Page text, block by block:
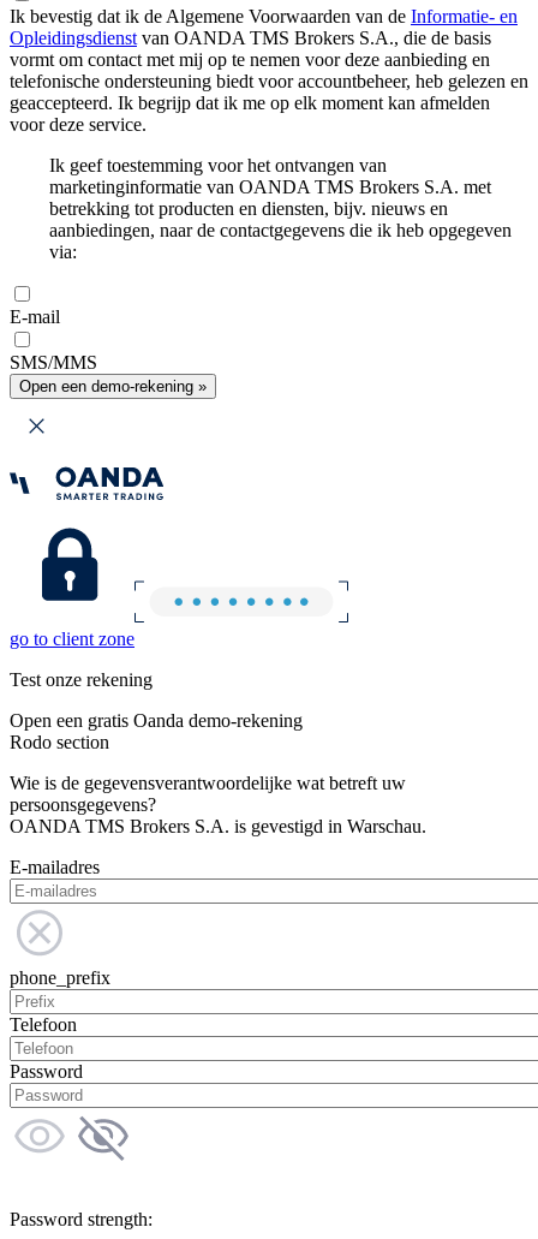
Ik bevestig dat ik de Algemene Voorwaarden van de Informatie- en
Opleidingsdienst van OANDA TMS Brokers S.A., die de basis
vormt om contact met mij op te nemen voor deze aanbieding en
telefonische ondersteuning biedt voor accountbeheer, heb gelezen en
geaccepteerd. Ik begrijp dat ik me op elk moment kan afmelden
voor deze service.
Ik geef toestemming voor het ontvangen van
marketinginformatie van OANDA TMS Brokers S.A. met
betrekking tot producten en diensten, bijv. nieuws en
aanbiedingen, naar de contactgegevens die ik heb opgegeven
via:
E-mail
SMS/MMS
Open een demo-rekening »
go to client zone
Test onze rekening
Open een gratis Oanda demo-rekening
Rodo section
Wie is de gegevensverantwoordelijke wat betreft uw
persoonsgegevens?
OANDA TMS Brokers S.A. is gevestigd in Warschau.
E-mailadres
phone_prefix
Telefoon
Password
Password strength: